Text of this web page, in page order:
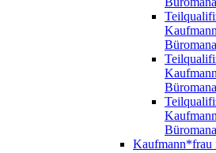
Kaufmann*frau